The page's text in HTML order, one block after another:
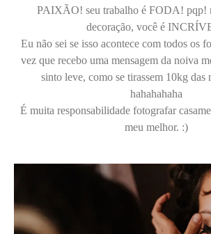
PAIXÃO! seu trabalho é FODA! pqp!
decoração, você é
Eu não sei se isso acontece com todos os
vez que recebo uma mensagem da noiva
sinto leve, como se tirassem 10kg das
hahahahaha
É muita responsabilidade fotografar
meu melhor. :)